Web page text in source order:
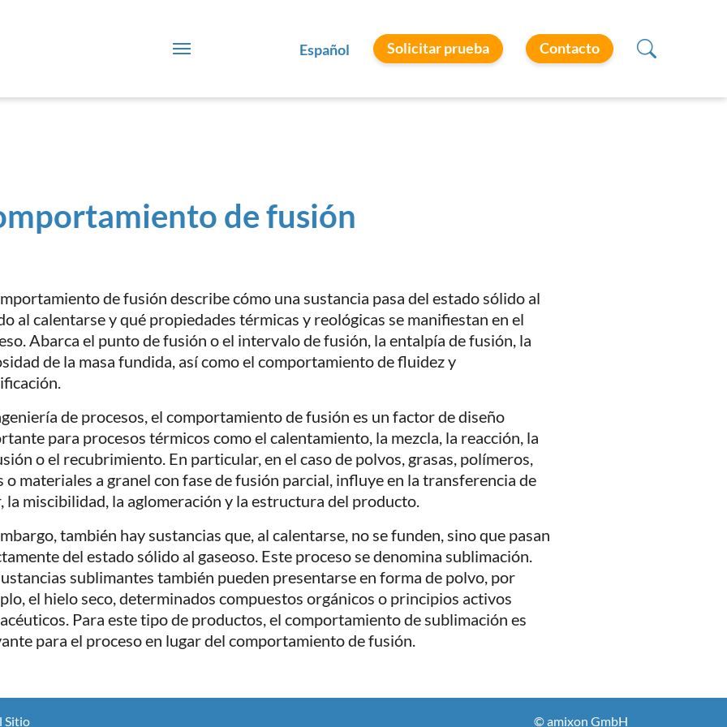
Español Solicitar prueba Contacto
de fusión
de fusión describe cómo una sustancia pasa del estado sólido al
al calentarse y qué propiedades térmicas y reológicas se manifiestan en el
Abarca el punto de fusión o el intervalo de fusión, la entalpía de fusión, la
de la masa fundida, así como el comportamiento de fluidez y
de procesos, el comportamiento de fusión es un factor de diseño
para procesos térmicos como el calentamiento, la mezcla, la reacción, la
o el recubrimiento. En particular, en el caso de polvos, grasas, polímeros,
o materiales a granel con fase de fusión parcial, influye en la transferencia de
la miscibilidad, la aglomeración y la estructura del producto.
también hay sustancias que, al calentarse, no se funden, sino que pasan
del estado sólido al gaseoso. Este proceso se denomina sublimación.
sublimantes también pueden presentarse en forma de polvo, por
el hielo seco, determinados compuestos orgánicos o principios activos
Para este tipo de productos, el comportamiento de sublimación es
para el proceso en lugar del comportamiento de fusión.
Sitio © amixon GmbH